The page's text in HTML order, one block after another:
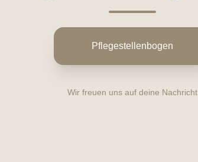
Pflegestellenbogen
Wir freuen uns auf deine Nachricht